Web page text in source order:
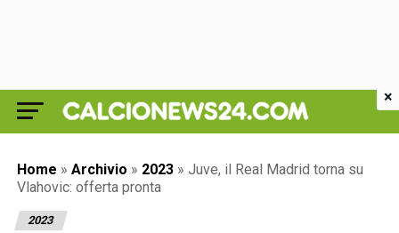
Home » Archivio » 2023 » Juve, il Real Madrid torna su
Vlahovic: offerta pronta
2023
×